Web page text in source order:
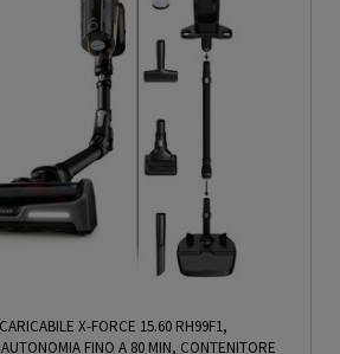
X-FORCE 15.60 RH99F1,
FINO A 80 MIN, CONTENITORE